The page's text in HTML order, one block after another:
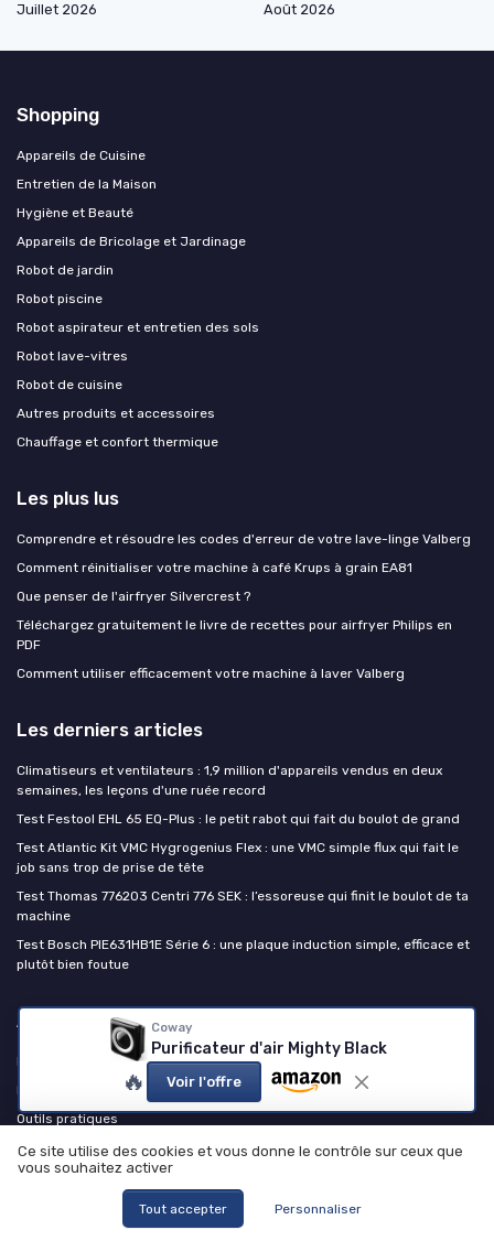
Coway
Purificateur d'air Mighty Black
🔥 Voir l'offre
Juillet 2026
Août 2026
Shopping
Appareils de Cuisine
Entretien de la Maison
Hygiène et Beauté
Appareils de Bricolage et Jardinage
Robot de jardin
Robot piscine
Robot aspirateur et entretien des sols
Robot lave-vitres
Robot de cuisine
Autres produits et accessoires
Chauffage et confort thermique
Les plus lus
Comprendre et résoudre les codes d'erreur de votre lave-linge Valberg
Comment réinitialiser votre machine à café Krups à grain EA81
Que penser de l'airfryer Silvercrest ?
Téléchargez gratuitement le livre de recettes pour airfryer Philips en
PDF
Comment utiliser efficacement votre machine à laver Valberg
Les derniers articles
Climatiseurs et ventilateurs : 1,9 million d'appareils vendus en deux
semaines, les leçons d'une ruée record
Test Festool EHL 65 EQ-Plus : le petit rabot qui fait du boulot de grand
Test Atlantic Kit VMC Hygrogenius Flex : une VMC simple flux qui fait le
job sans trop de prise de tête
Test Thomas 776203 Centri 776 SEK : l’essoreuse qui finit le boulot de ta
machine
Test Bosch PIE631HB1E Série 6 : une plaque induction simple, efficace et
plutôt bien foutue
Appareils ménagers
Média
Marketplace
Outils pratiques
Temps de cuisson airfryer
Rejoindre le club
Ce site utilise des cookies et vous donne le contrôle sur ceux que
vous souhaitez activer
Tout accepter Personnaliser